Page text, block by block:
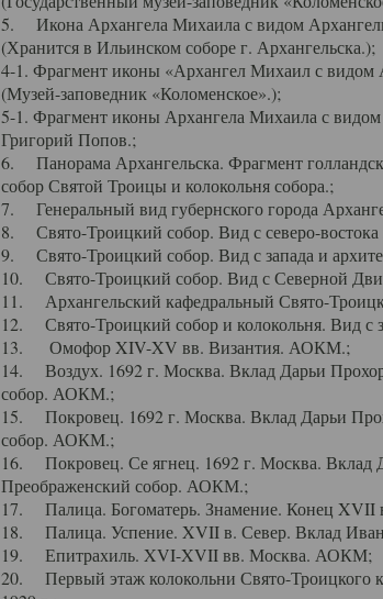
5. Икона Архангела Михаила с видом
(Хранится в Ильинском соборе г. Архангельска.);
4-1. Фрагмент иконы «Архангел Михаил с видом
(Музей-заповедник «Коломенское».);
5-1. Фрагмент иконы Архангела Михаила с
Григорий Попов.;
6. Панорама Архангельска. Фрагмент
собор Святой Троицы и колокольня собора.;
7. Генеральный вид губернского города
8. Свято-Троицкий собор. Вид с северо-востока
9. Свято-Троицкий собор. Вид с запада и
10. Свято-Троицкий собор. Вид с Северной
11. Архангельский кафедральный Свято-
12. Свято-Троицкий собор и колокольня. Вид с
13. Омофор XIV-XV вв. Византия. АОКМ.;
14. Воздух. 1692 г. Москва. Вклад Дарьи
собор. АОКМ.;
15. Покровец. 1692 г. Москва. Вклад Дарьи
собор. АОКМ.;
16. Покровец. Се ягнец. 1692 г. Москва. Вклад
Преображенский собор. АОКМ.;
17. Палица. Богоматерь. Знамение. Конец
18. Палица. Успение. XVII в. Север. Вклад
19. Епитрахиль. XVI-XVII вв. Москва. АОКМ;
20. Первый этаж колокольни Свято-Троицкого